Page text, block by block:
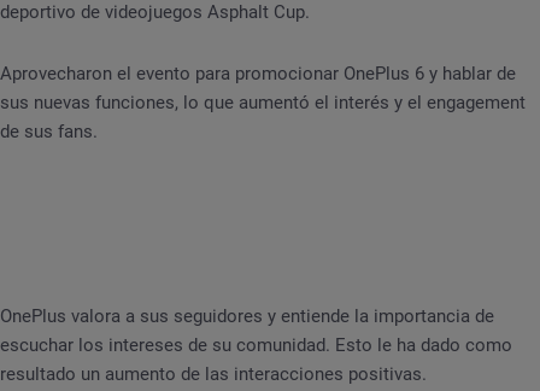
deportivo de videojuegos Asphalt Cup.
Aprovecharon el evento para promocionar OnePlus 6 y hablar de
sus nuevas funciones, lo que aumentó el interés y el engagement
de sus fans.
OnePlus valora a sus seguidores y entiende la importancia de
escuchar los intereses de su comunidad. Esto le ha dado como
resultado un aumento de las interacciones positivas.